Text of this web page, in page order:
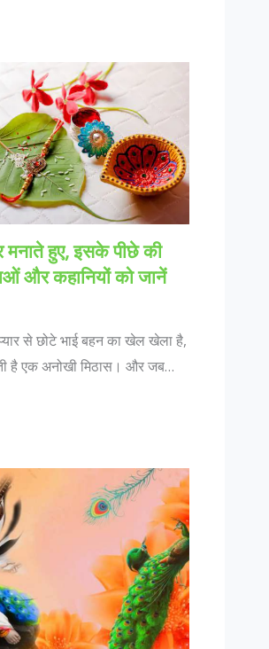
मनाते हुए, इसके पीछे की
और कहानियों को जानें
से छोटे भाई बहन का खेल खेला है,
है एक अनोखी मिठास। और जब…